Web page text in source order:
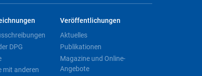
DPG
mit anderen
Veröffentlichungen
Aktuelles
Publikationen
Magazine und Online-
Angebote